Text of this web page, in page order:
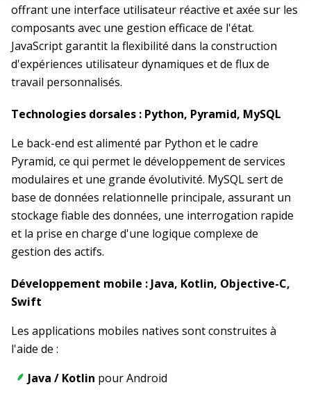
offrant une interface utilisateur réactive et axée sur les
composants avec une gestion efficace de l'état.
JavaScript garantit la flexibilité dans la construction
d'expériences utilisateur dynamiques et de flux de
travail personnalisés.
Technologies dorsales : Python, Pyramid, MySQL
Le back-end est alimenté par Python et le cadre
Pyramid, ce qui permet le développement de services
modulaires et une grande évolutivité. MySQL sert de
base de données relationnelle principale, assurant un
stockage fiable des données, une interrogation rapide
et la prise en charge d'une logique complexe de
gestion des actifs.
Développement mobile : Java, Kotlin, Objective-C,
Swift
Les applications mobiles natives sont construites à
l'aide de :
Java / Kotlin pour Android